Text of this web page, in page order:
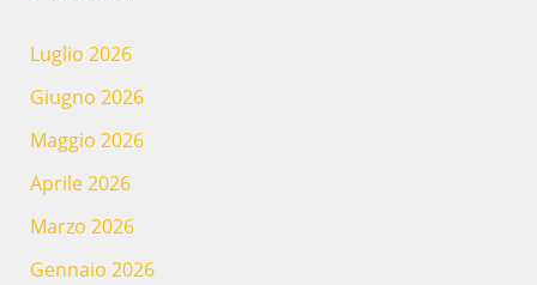
Luglio 2026
Giugno 2026
Maggio 2026
Aprile 2026
Marzo 2026
Gennaio 2026